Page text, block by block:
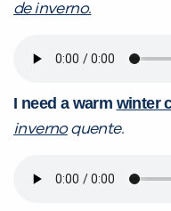
de inverno.
I need a warm winter
invernoquente.